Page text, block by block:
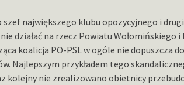
szef największego klubu opozycyjnego i
działać na rzecz Powiatu Wołomińskiego
koalicja PO-PSL w ogóle nie dopuszcza
Najlepszym przykładem tego
kolejny nie zrealizowano obietnicy